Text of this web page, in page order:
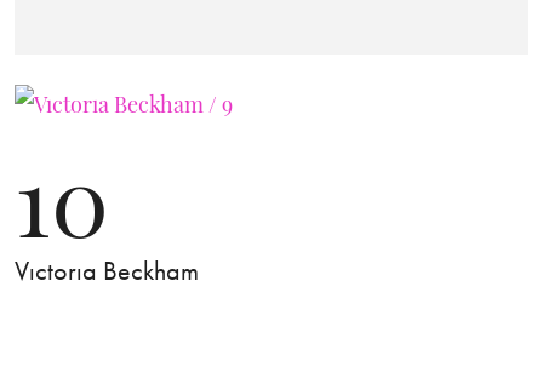
10
Vıctorıa Beckham